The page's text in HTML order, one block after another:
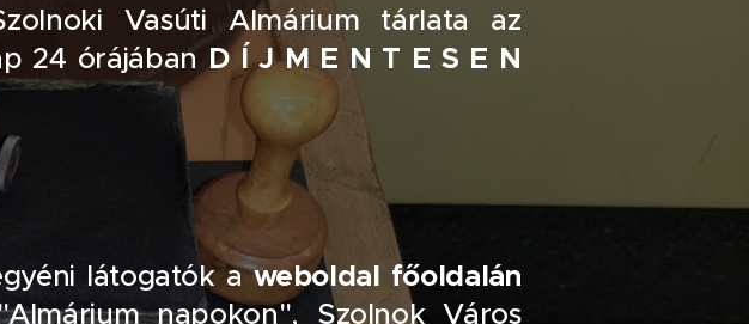
Vasúti Almárium tárlata az
24 órájábanD Í J M E N T E S E N
látogatók aweboldal főoldalán
napokon", Szolnok Város